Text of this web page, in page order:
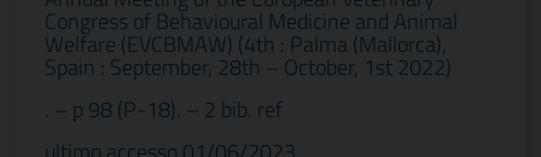
Congress of Behavioural Medicine and Animal
Welfare (EVCBMAW) (4th : Palma (Mallorca),
Spain : September, 28th – October, 1st 2022)
. – p 98 (P-18). – 2 bib. ref